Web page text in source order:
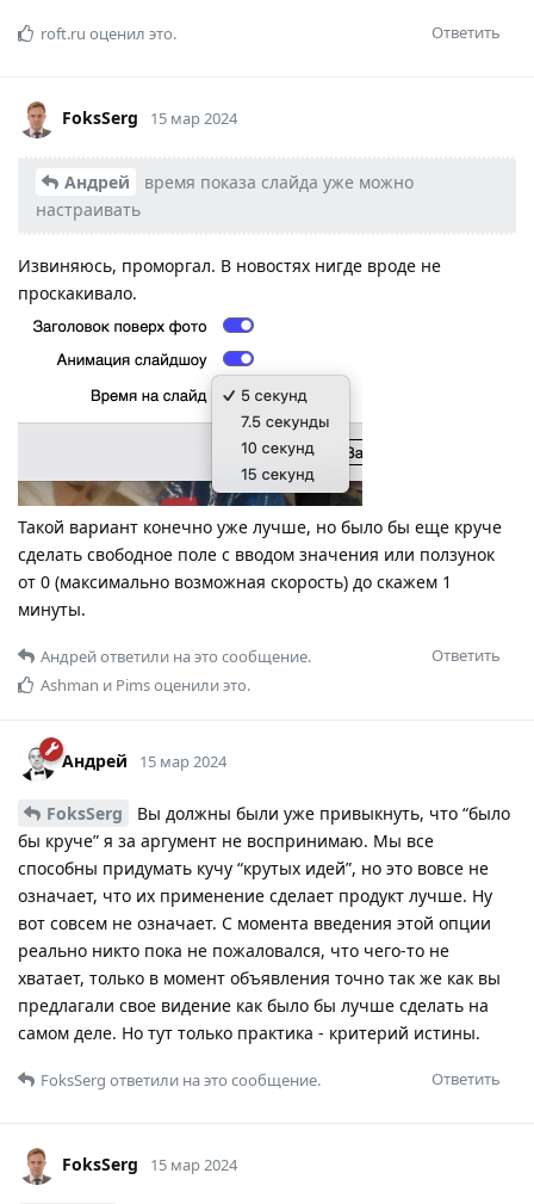
Ответить
roft.ru оценил это.
FoksSerg 15 мар 2024
Андрей
время показа слайда уже можно
настраивать
Извиняюсь, проморгал. В новостях нигде вроде не
проскакивало.
Такой вариант конечно уже лучше, но было бы еще круче
сделать свободное поле с вводом значения или ползунок
от 0 (максимально возможная скорость) до скажем 1
минуты.
Ответить
Андрейответили на это сообщение.
Ashman и Pimsоценили это.
Андрей 15 мар 2024
FoksSerg
Вы должны были уже привыкнуть, что “было
бы круче” я за аргумент не воспринимаю. Мы все
способны придумать кучу “крутых идей”, но это вовсе не
означает, что их применение сделает продукт лучше. Ну
вот совсем не означает. С момента введения этой опции
реально никто пока не пожаловался, что чего-то не
хватает, только в момент объявления точно так же как вы
предлагали свое видение как было бы лучше сделать на
самом деле. Но тут только практика - критерий истины.
Ответить
FoksSerg ответили на это сообщение.
FoksSerg 15 мар 2024